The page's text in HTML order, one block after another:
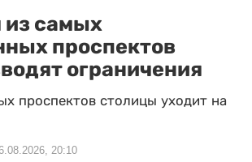
из самых
проспектов
ограничения
проспектов столицы уходит на
20:10